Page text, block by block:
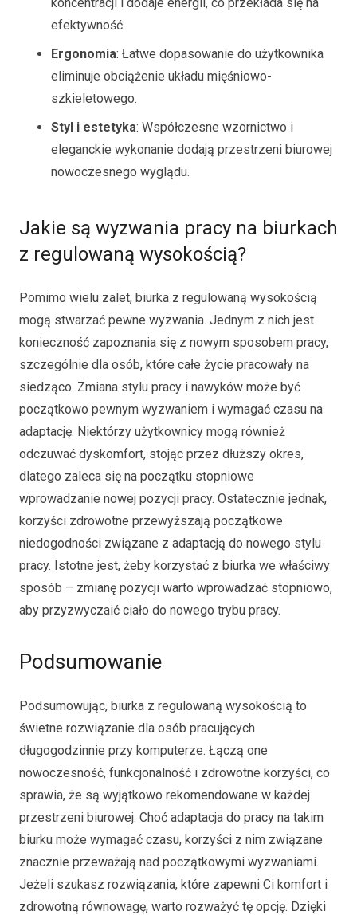
efektywność.
Ergonomia: Łatwe dopasowanie do użytkownika
eliminuje obciążenie układu mięśniowo-
szkieletowego.
Styl i estetyka: Współczesne wzornictwo i
eleganckie wykonanie dodają przestrzeni biurowej
nowoczesnego wyglądu.
Jakie są wyzwania pracy na biurkach
z regulowaną wysokością?
Pomimo wielu zalet, biurka z regulowaną wysokością
mogą stwarzać pewne wyzwania. Jednym z nich jest
konieczność zapoznania się z nowym sposobem pracy,
szczególnie dla osób, które całe życie pracowały na
siedząco. Zmiana stylu pracy i nawyków może być
początkowo pewnym wyzwaniem i wymagać czasu na
adaptację. Niektórzy użytkownicy mogą również
odczuwać dyskomfort, stojąc przez dłuższy okres,
dlatego zaleca się na początku stopniowe
wprowadzanie nowej pozycji pracy. Ostatecznie jednak,
korzyści zdrowotne przewyższają początkowe
niedogodności związane z adaptacją do nowego stylu
pracy. Istotne jest, żeby korzystać z biurka we właściwy
sposób – zmianę pozycji warto wprowadzać stopniowo,
aby przyzwyczaić ciało do nowego trybu pracy.
Podsumowanie
Podsumowując, biurka z regulowaną wysokością to
świetne rozwiązanie dla osób pracujących
długogodzinnie przy komputerze. Łączą one
nowoczesność, funkcjonalność i zdrowotne korzyści, co
sprawia, że są wyjątkowo rekomendowane w każdej
przestrzeni biurowej. Choć adaptacja do pracy na takim
biurku może wymagać czasu, korzyści z nim związane
znacznie przeważają nad początkowymi wyzwaniami.
Jeżeli szukasz rozwiązania, które zapewni Ci komfort i
zdrowotną równowagę, warto rozważyć tę opcję. Dzięki